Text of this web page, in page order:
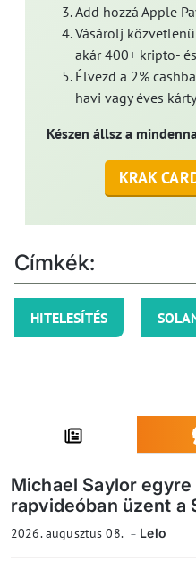
Add hozzá Apple
Vásárolj
akár 400+ kripto-
Élvezd a 2%
havi vagy éves
Készen állsz a
KRAK
Címkék:
HITELESÍTÉS
Michael Saylor
rapvideóban üzent a
2026. augusztus 08. Lelo